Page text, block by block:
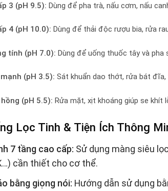
3 (pH 9.5): Dùng để pha trà, nấu cơm, nấu
4 (pH 10.0): Dùng để thải độc rượu bia, rửa
tính (pH 7.0): Dùng để uống thuốc tây và
(pH 3.5): Sát khuẩn dao thớt, rửa bát
(pH 5.5): Rửa mặt, xịt khoáng giúp se khít
Lọc Tinh & Tiện Ích Thông
7 tầng cao cấp: Sử dụng màng siêu lọc
cần thiết cho cơ thể.
bằng giọng nói: Hướng dẫn sử dụng